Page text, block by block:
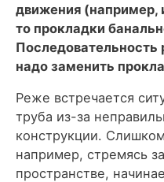
движения (например,
то прокладки
Последовательность
надо заменить
Реже встречается
труба из-за
конструкции.
например, стремясь
пространстве,